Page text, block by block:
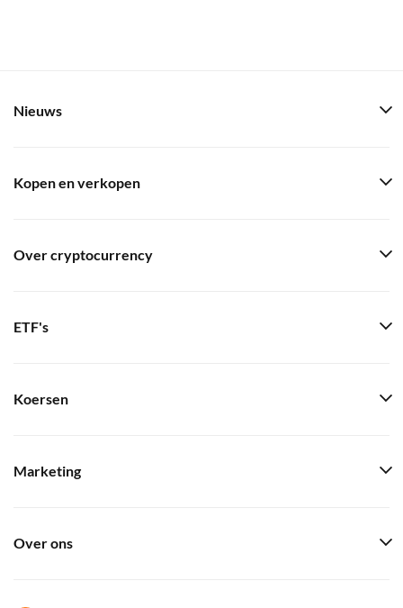
Nieuws
Kopen en verkopen
Over cryptocurrency
ETF's
Koersen
Marketing
Over ons